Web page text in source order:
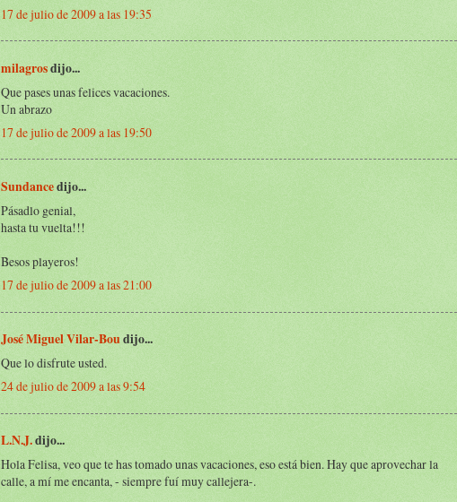
17 de julio de 2009 a las 19:35
milagrosdijo...
Que pases unas felices vacaciones.
Un abrazo
17 de julio de 2009 a las 19:50
Sundancedijo...
Pásadlo genial,
hasta tu vuelta!!!
Besos playeros!
17 de julio de 2009 a las 21:00
José Miguel Vilar-Boudijo...
Que lo disfrute usted.
24 de julio de 2009 a las 9:54
L.N.J.dijo...
Hola Felisa, veo que te has tomado unas vacaciones, eso está bien. Hay que aprovechar la
calle, a mí me encanta, - siempre fuí muy callejera-.